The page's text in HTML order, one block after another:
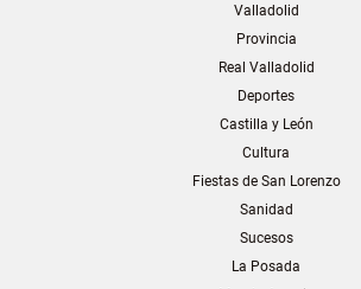
Valladolid
Provincia
Real Valladolid
Deportes
Castilla y León
Cultura
Fiestas de San Lorenzo
Sanidad
Sucesos
La Posada